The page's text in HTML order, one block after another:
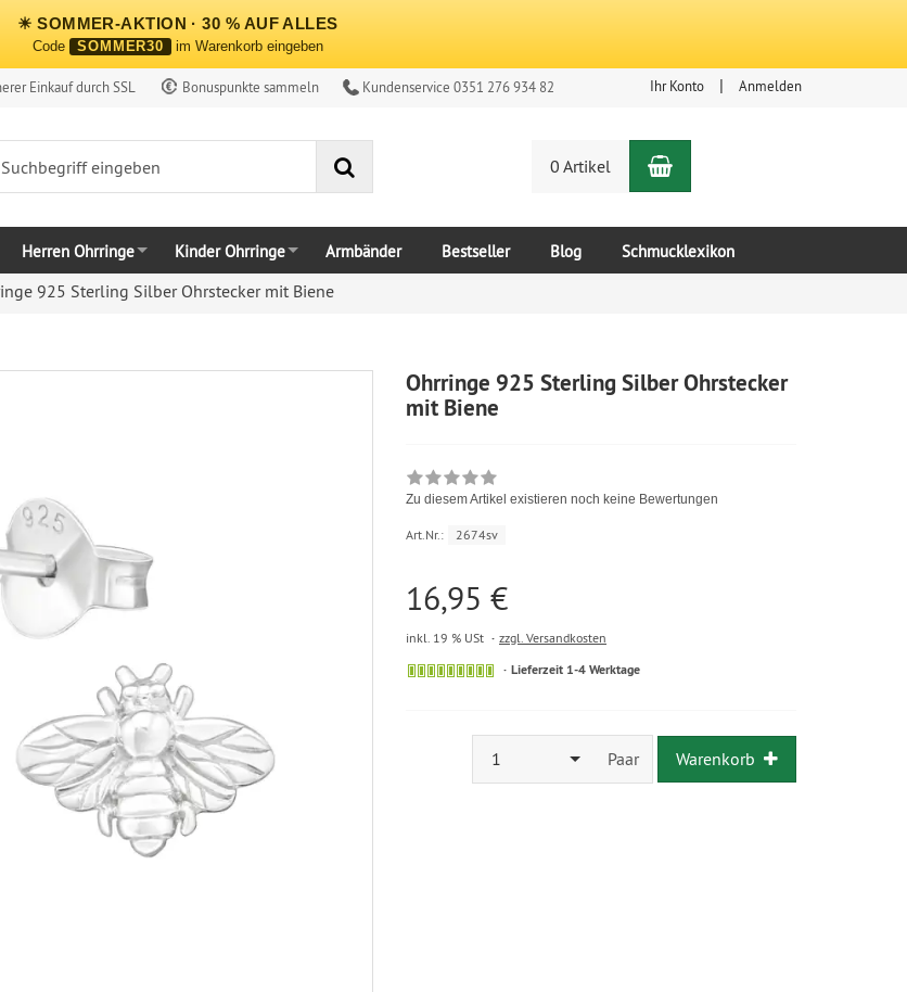
☀ SOMMER-AKTION · 30 % AUF ALLES
Code SOMMER30 im Warenkorb eingeben
Einkauf durch SSL Bonuspunkte sammeln Kundenservice 0351 276 934 82 Ihr Konto Anmelden
0 Artikel Warenkorb
Herren Ohrringe Kinder Ohrringe Armbänder Bestseller Blog Schmucklexikon
925 Sterling Silber Ohrstecker mit Biene
Ohrringe 925 Sterling Silber Ohrstecker
mit Biene
Zu diesem Artikel existieren noch keine Bewertungen
Art.Nr.: 2674sv
16,95 €
inkl. 19 % USt zzgl. Versandkosten
Lieferzeit 1-4 Werktage
1 Paar Warenkorb